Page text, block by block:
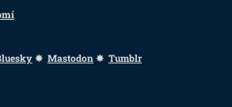
✸ Mastodon ✸ Tumblr